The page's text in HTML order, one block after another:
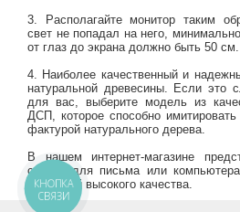
3. Располагайте монитор таким
свет не попадал на него,
от глаз до экрана должно быть 50 см.
4. Наиболее качественный и
натуральной древесины. Если это
для вас, выберите модель из
ДСП, которое способно
фактурой натурального дерева.
В нашем интернет-магазине
столов для письма или
гарантией высокого качества.
КНОПКА
СВЯЗИ